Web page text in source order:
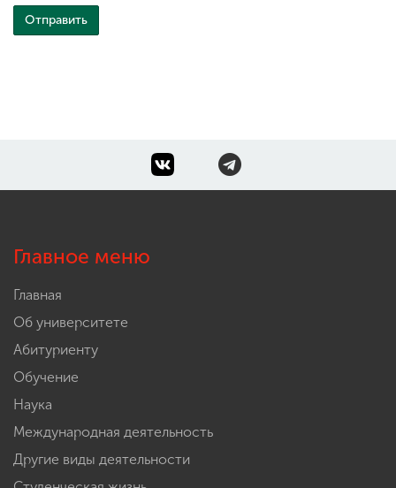
Главное меню
Главная
Об университете
Абитуриенту
Обучение
Наука
Международная деятельность
Другие виды деятельности